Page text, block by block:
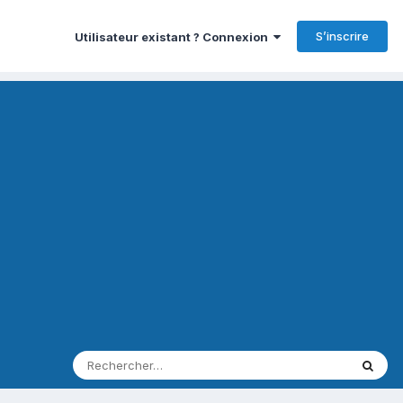
Utilisateur existant ? Connexion S’inscrire